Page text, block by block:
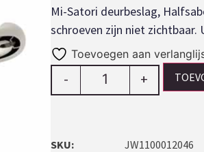
Mi-Satori deurbeslag,
schroeven zijn niet
Toevoegen aan
- +
SKU:
JW1100012046